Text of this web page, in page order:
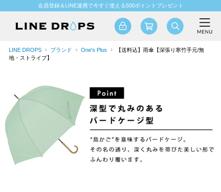
会員登録＆LINE連携で今すぐ使える500ポイントプレゼント
LINE DROPS ブランド One's Plus
【送料込】雨傘【深張り寒竹手元/無
地・ストライプ】